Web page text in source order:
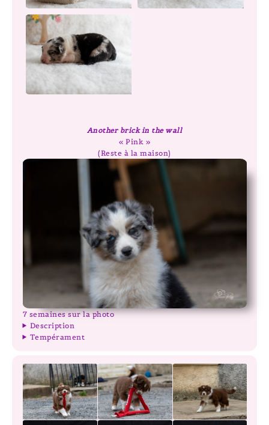
Another brick in the wall
« Pink »
(Reste à la maison)
7 semaines sur la photo
Description
Tempérament